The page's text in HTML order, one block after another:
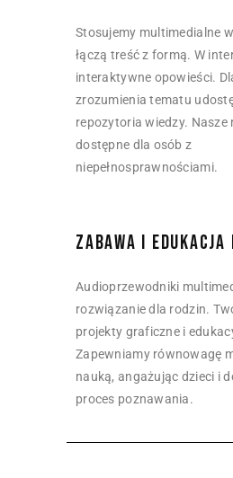
Stosujemy multimedialne
łączą treść z formą. W
interaktywne opowieści.
zrozumienia tematu
repozytoria wiedzy. Nasze
dostępne dla osób z
niepełnosprawnościami.
ZABAWA I EDUKACJA
Audioprzewodniki
rozwiązanie dla rodzin.
projekty graficzne i
Zapewniamy równowagę
nauką, angażując dzieci i
proces poznawania.